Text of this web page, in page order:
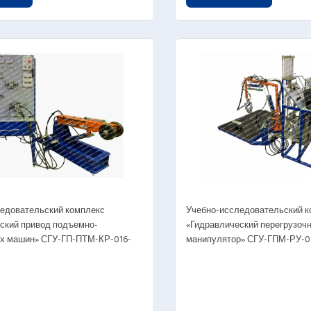
Раздаточные коробки
Стенды-планшеты трансмиссия
стенды-планшеты с натуральными
и узлами
Стенды-планшеты
трансмиссия
Разрезные изделия трансмиссия
Фрикционные сцепления в разрезе
Механические коробки передач в
комплекс
привод подъемно-
машин» СГУ-ГП-ПТМ-КР-016-
Учебно-исследовательский
«Гидравлический
манипулятор» СГУ-ГПМ-РУ-